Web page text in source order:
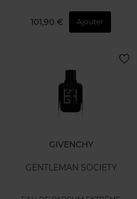
101,90 € Ajouter
GIVENCHY
GENTLEMAN SOCIETY